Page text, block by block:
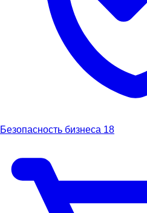
Безопасность бизнеса 18